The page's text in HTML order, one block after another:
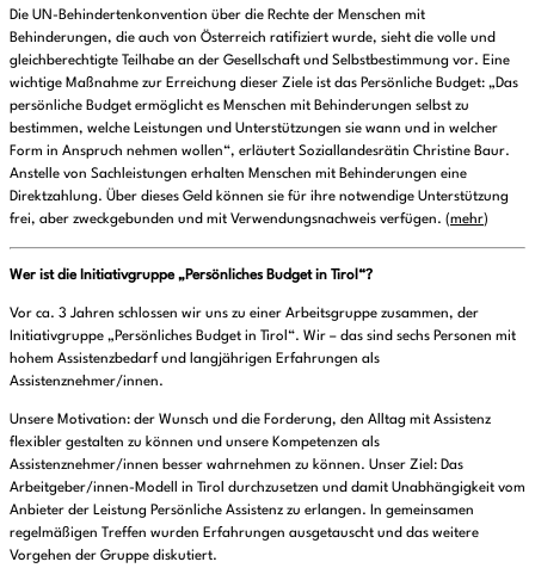
Die UN-Behindertenkonvention über die Rechte der Menschen mit
Behinderungen, die auch von Österreich ratifiziert wurde, sieht die volle und
gleichberechtigte Teilhabe an der Gesellschaft und Selbstbestimmung vor. Eine
wichtige Maßnahme zur Erreichung dieser Ziele ist das Persönliche Budget: „Das
persönliche Budget ermöglicht es Menschen mit Behinderungen selbst zu
bestimmen, welche Leistungen und Unterstützungen sie wann und in welcher
Form in Anspruch nehmen wollen“, erläutert Soziallandesrätin Christine Baur.
Anstelle von Sachleistungen erhalten Menschen mit Behinderungen eine
Direktzahlung. Über dieses Geld können sie für ihre notwendige Unterstützung
frei, aber zweckgebunden und mit Verwendungsnachweis verfügen. (mehr)
Wer ist die Initiativgruppe „Persönliches Budget in Tirol“?
Vor ca. 3 Jahren schlossen wir uns zu einer Arbeitsgruppe zusammen, der
Initiativgruppe „Persönliches Budget in Tirol“. Wir – das sind sechs Personen mit
hohem Assistenzbedarf und langjährigen Erfahrungen als
Assistenznehmer/innen.
Unsere Motivation: der Wunsch und die Forderung, den Alltag mit Assistenz
flexibler gestalten zu können und unsere Kompetenzen als
Assistenznehmer/innen besser wahrnehmen zu können. Unser Ziel: Das
Arbeitgeber/innen-Modell in Tirol durchzusetzen und damit Unabhängigkeit vom
Anbieter der Leistung Persönliche Assistenz zu erlangen. In gemeinsamen
regelmäßigen Treffen wurden Erfahrungen ausgetauscht und das weitere
Vorgehen der Gruppe diskutiert.